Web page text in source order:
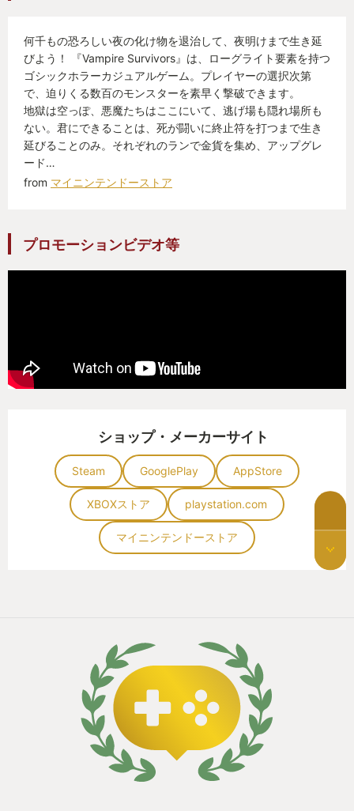
ルだけど面白い作品です。
何千もの恐ろしい夜の化け物を退治して、夜明けまで生き延
びよう！ 『Vampire Survivors』は、ローグライト要素を持つ
ゴシックホラーカジュアルゲーム。プレイヤーの選択次第
で、迫りくる数百のモンスターを素早く撃破できます。
地獄は空っぽ、悪魔たちはここにいて、逃げ場も隠れ場所も
ない。君にできることは、死が闘いに終止符を打つまで生き
延びることのみ。それぞれのランで金貨を集め、アップグレ
ード…
from マイニンテンドーストア
プロモーションビデオ等
ショップ・メーカーサイト
Steam GooglePlay AppStore
XBOXストア playstation.com
マイニンテンドーストア